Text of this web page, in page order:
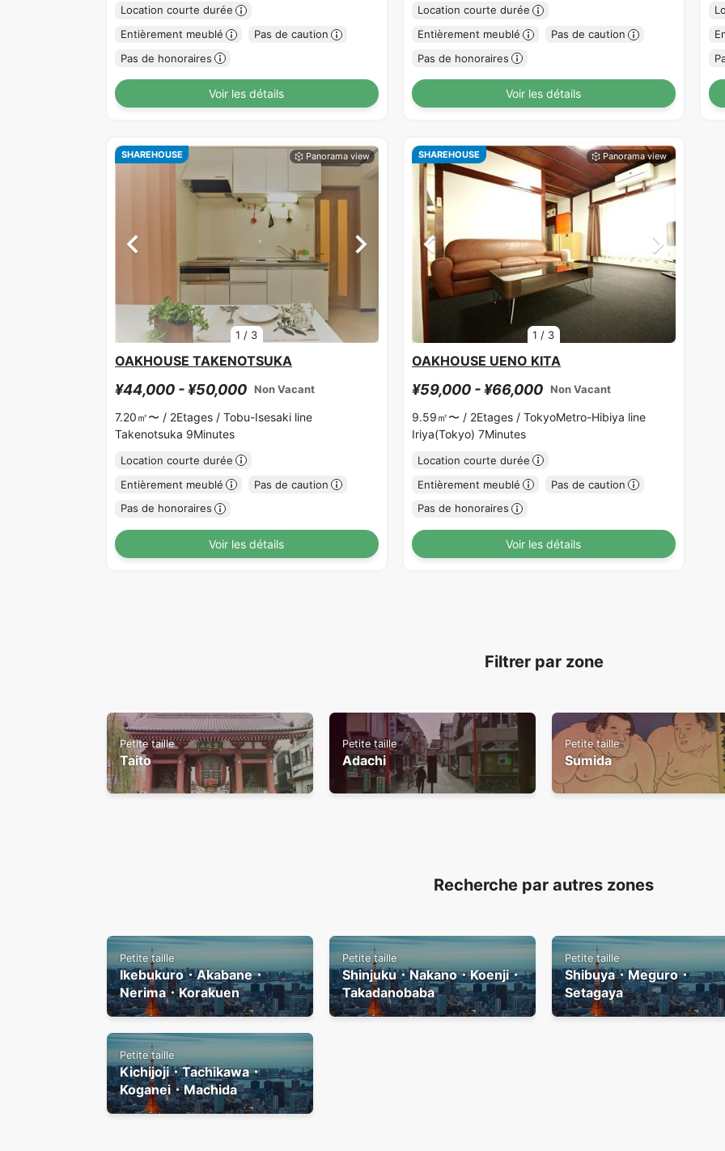
Location courte durée
Entièrement meublé
Pas de caution
Pas de honoraires
Voir les détails
Location courte durée
Entièrement meublé
Pas de caution
Pas de honoraires
Voir les détails
1 / 3
SHAREHOUSE
OAKHOUSE TAKENOTSUKA
¥44,000 - ¥50,000 Non Vacant
7.20㎡〜 / 2Etages / Tobu-Isesaki line
Takenotsuka 9Minutes
Location courte durée
Entièrement meublé
Pas de caution
Pas de honoraires
Voir les détails
1 / 3
SHAREHOUSE
OAKHOUSE UENO KITA
¥59,000 - ¥66,000 Non Vacant
9.59㎡〜 / 2Etages /TokyoMetro-Hibiya line
Iriya(Tokyo) 7Minutes
Location courte durée
Entièrement meublé
Pas de caution
Pas de honoraires
Voir les détails
Filtrer par zone
Petite taille
Taito
Petite taille
Adachi
Petite taille
Sumida
Recherche par autres zones
Petite taille
Ikebukuro・Akabane・
Nerima・Korakuen
Petite taille
Shinjuku・Nakano・Koenji・
Takadanobaba
Petite taille
Shibuya・Meguro・
Setagaya
Petite taille
Kichijoji・Tachikawa・
Koganei・Machida